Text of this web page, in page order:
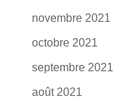
novembre 2021
octobre 2021
septembre 2021
août 2021